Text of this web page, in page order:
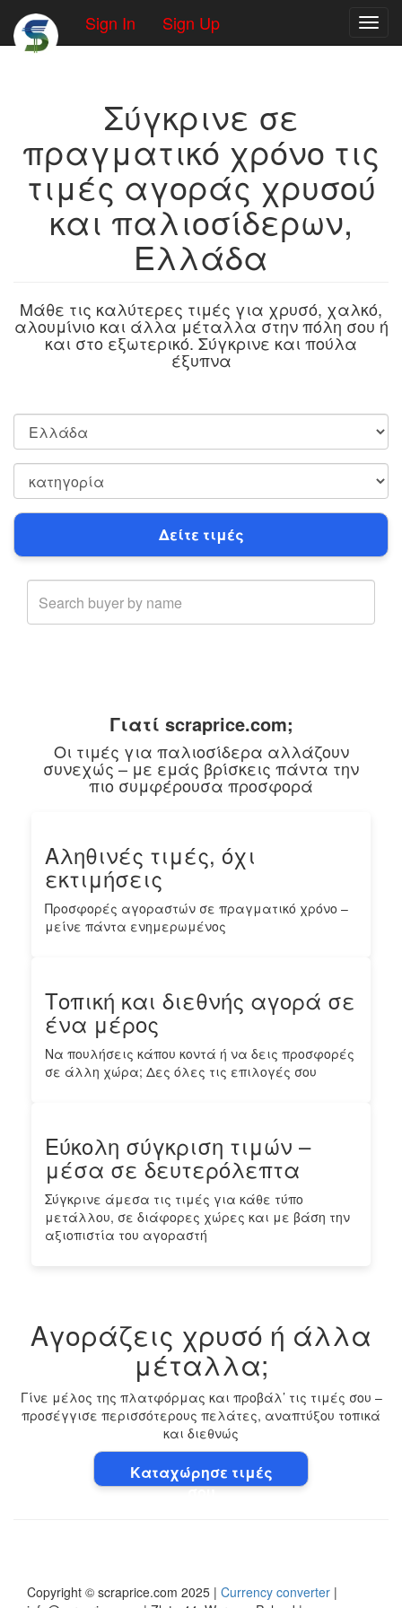
Sign In Sign Up
Σύγκρινε σε
πραγματικό χρόνο τις
τιμές αγοράς χρυσού
και παλιοσίδερων,
Ελλάδα
Μάθε τις καλύτερες τιμές για χρυσό, χαλκό,
αλουμίνιο και άλλα μέταλλα στην πόλη σου ή
και στο εξωτερικό. Σύγκρινε και πούλα
έξυπνα
Γιατί scraprice.com;
Οι τιμές για παλιοσίδερα αλλάζουν
συνεχώς – με εμάς βρίσκεις πάντα την
πιο συμφέρουσα προσφορά
Αληθινές τιμές, όχι
εκτιμήσεις
Προσφορές αγοραστών σε πραγματικό χρόνο –
μείνε πάντα ενημερωμένος
Τοπική και διεθνής αγορά σε
ένα μέρος
Να πουλήσεις κάπου κοντά ή να δεις προσφορές
σε άλλη χώρα; Δες όλες τις επιλογές σου
Εύκολη σύγκριση τιμών –
μέσα σε δευτερόλεπτα
Σύγκρινε άμεσα τις τιμές για κάθε τύπο
μετάλλου, σε διάφορες χώρες και με βάση την
αξιοπιστία του αγοραστή
Αγοράζεις χρυσό ή άλλα
μέταλλα;
Γίνε μέλος της πλατφόρμας και προβάλ’ τις τιμές σου –
προσέγγισε περισσότερους πελάτες, αναπτύξου τοπικά
και διεθνώς
Καταχώρησε τιμές
σου
Copyright © scraprice.com 2025 | Currency converter |